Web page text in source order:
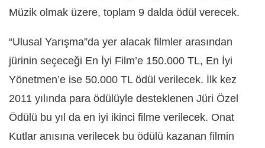
Müzik olmak üzere, toplam 9 dalda ödül verecek.
“Ulusal Yarışma”da yer alacak filmler arasından
jürinin seçeceği En İyi Film’e 150.000 TL, En İyi
Yönetmen’e ise 50.000 TL ödül verilecek. İlk kez
2011 yılında para ödülüyle desteklenen Jüri Özel
Ödülü bu yıl da en iyi ikinci filme verilecek. Onat
Kutlar anısına verilecek bu ödülü kazanan filmin